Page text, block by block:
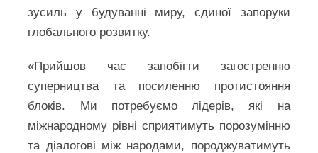
зусиль у будуванні миру, єдиної запоруки
глобального розвитку.
«Прийшов час запобігти загостренню
суперництва та посиленню протистояння
блоків. Ми потребуємо лідерів, які на
міжнародному рівні сприятимуть порозумінню
та діалогові між народами, породжуватимуть